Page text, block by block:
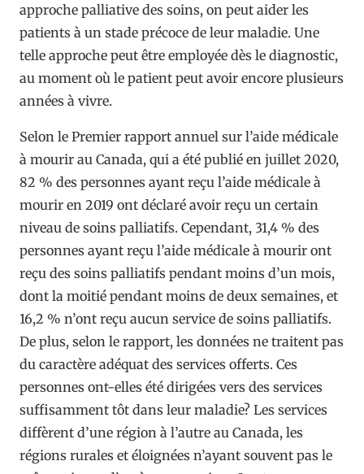
approche palliative des soins, on peut aider les
patients à un stade précoce de leur maladie. Une
telle approche peut être employée dès le diagnostic,
au moment où le patient peut avoir encore plusieurs
années à vivre.
Selon le Premier rapport annuel sur l’aide médicale
à mourir au Canada, qui a été publié en juillet 2020,
82 % des personnes ayant reçu l’aide médicale à
mourir en 2019 ont déclaré avoir reçu un certain
niveau de soins palliatifs. Cependant, 31,4 % des
personnes ayant reçu l’aide médicale à mourir ont
reçu des soins palliatifs pendant moins d’un mois,
dont la moitié pendant moins de deux semaines, et
16,2 % n’ont reçu aucun service de soins palliatifs.
De plus, selon le rapport, les données ne traitent pas
du caractère adéquat des services offerts. Ces
personnes ont-elles été dirigées vers des services
suffisamment tôt dans leur maladie? Les services
diffèrent d’une région à l’autre au Canada, les
régions rurales et éloignées n’ayant souvent pas le